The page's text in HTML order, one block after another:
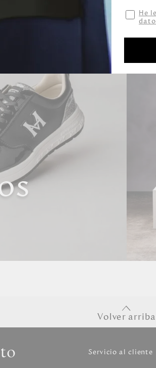
Volver arriba
Servicio al cliente
He